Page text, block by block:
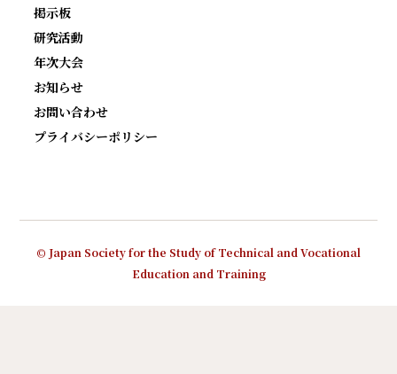
掲示板
研究活動
年次大会
お知らせ
お問い合わせ
プライバシーポリシー
© Japan Society for the Study of Technical and Vocational
Education and Training